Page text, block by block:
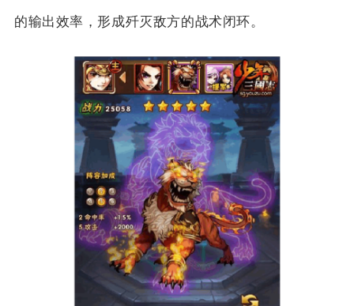
的输出效率，形成歼灭敌方的战术闭环。